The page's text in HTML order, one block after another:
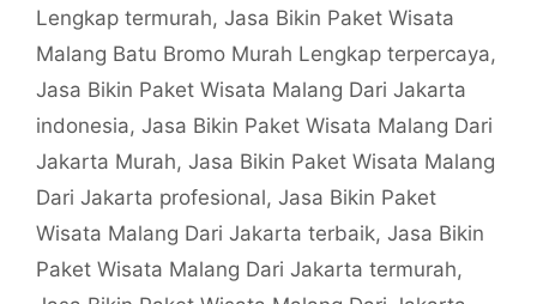
Lengkap termurah, Jasa Bikin Paket Wisata
Malang Batu Bromo Murah Lengkap terpercaya,
Jasa Bikin Paket Wisata Malang Dari Jakarta
indonesia, Jasa Bikin Paket Wisata Malang Dari
Jakarta Murah, Jasa Bikin Paket Wisata Malang
Dari Jakarta profesional, Jasa Bikin Paket
Wisata Malang Dari Jakarta terbaik, Jasa Bikin
Paket Wisata Malang Dari Jakarta termurah,